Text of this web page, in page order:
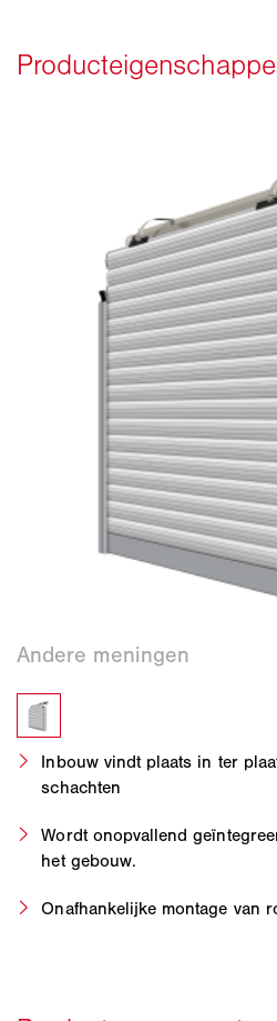
Inbouw vindt plaats in ter
schachten
Wordt onopvallend
het gebouw.
Onafhankelijke montage van